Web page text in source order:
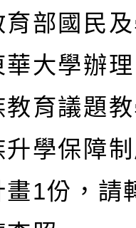
育部國民
大學辦
育議題
學保障
1份，請